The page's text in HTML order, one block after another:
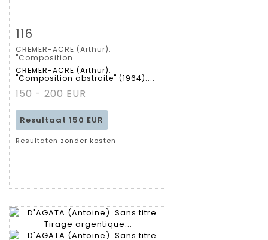
Gedetailleerde
fiche
116
CREMER-ACRE (Arthur).
"Composition...
CREMER-ACRE (Arthur).
"Composition abstraite" (1964)....
150 - 200 EUR
Resultaat 150 EUR
Resultaten zonder kosten